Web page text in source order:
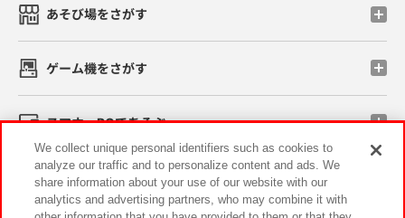
あそび場をさがす
ゲーム機をさがす
スマホ・PCであそぶ
イベント・キャンペーン
We collect unique personal identifiers such as cookies to
analyze our traffic and to personalize content and ads. We
share information about your use of our website with our
analytics and advertising partners, who may combine it with